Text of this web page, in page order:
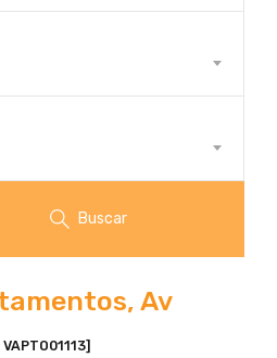
Buscar
Av
VAPTO01113]